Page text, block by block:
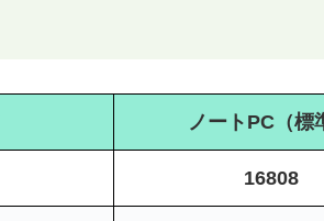
ノートPC（標
16808